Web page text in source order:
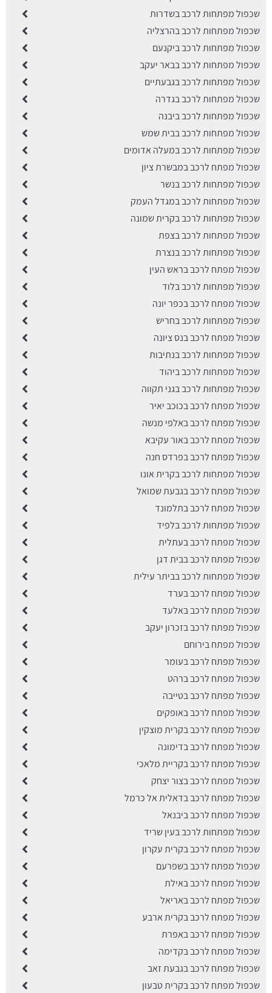
שכפול מפתחות לרכב בשדרות
שכפול מפתחות לרכב בהרצליה
שכפול מפתחות לרכב ביקנעם
שכפול מפתחות לרכב בבאר יעקב
שכפול מפתחות לרכב בגבעתיים
שכפול מפתחות לרכב בגדרה
שכפול מפתחות לרכב ביבנה
שכפול מפתחות לרכב בבית שמש
שכפול מפתחות לרכב במעלה אדומים
שכפול מפתח לרכב במבשרת ציון
שכפול מפתחות לרכב בנשר
שכפול מפתחות לרכב במגדל העמק
שכפול מפתחות לרכב בקרית שמונה
שכפול מפתחות לרכב בצפת
שכפול מפתחות לרכב בנצרת
שכפול מפתח לרכב בראש העין
שכפול מפתחות לרכב בלוד
שכפול מפתח לרכב בכפר יונה
שכפול מפתחות לרכב בחריש
שכפול מפתח לרכב בנס ציונה
שכפול מפתחות לרכב בנתיבות
שכפול מפתחות לרכב ביהוד
שכפול מפתחות לרכב בגני תקווה
שכפול מפתח לרכב בכוכב יאיר
שכפול מפתח לרכב באלפי מנשה
שכפול מפתח לרכב באור עקיבא
שכפול מפתח לרכב בפרדס חנה
שכפול מפתחות לרכב בקרית אונו
שכפול מפתח לרכב בגבעת שמואל
שכפול מפתח לרכב בתלמונד
שכפול מפתחות לרכב בלפיד
שכפול מפתח לרכב בעתלית
שכפול מפתח לרכב בבית דגן
שכפול מפתחות לרכב בביתר עילית
שכפול מפתח לרכב בערד
שכפול מפתח לרכב באלעד
שכפול מפתח לרכב בזכרון יעקב
שכפול מפתח בירוחם
שכפול מפתח לרכב בעומר
שכפול מפתח לרכב ברהט
שכפול מפתח לרכב בטייבה
שכפול מפתח לרכב באופקים
שכפול מפתח לרכב בקרית מוצקין
שכפול מפתח לרכב בדימונה
שכפול מפתח לרכב בקריית מלאכי
שכפול מפתח לרכב בצור יצחק
שכפול מפתח לרכב בדאלית אל כרמל
שכפול מפתח לרכב ביבנאל
שכפול מפתחות לרכב בעין שריד
שכפול מפתח לרכב בקרית עקרון
שכפול מפתח לרכב בשפרעם
שכפול מפתח לרכב באילת
שכפול מפתח לרכב באריאל
שכפול מפתח לרכב בקרית ארבע
שכפול מפתח לרכב באפרת
שכפול מפתח לרכב בקדימה
שכפול מפתח לרכב בגבעת זאב
שכפול מפתח לרכב בקרית טבעון